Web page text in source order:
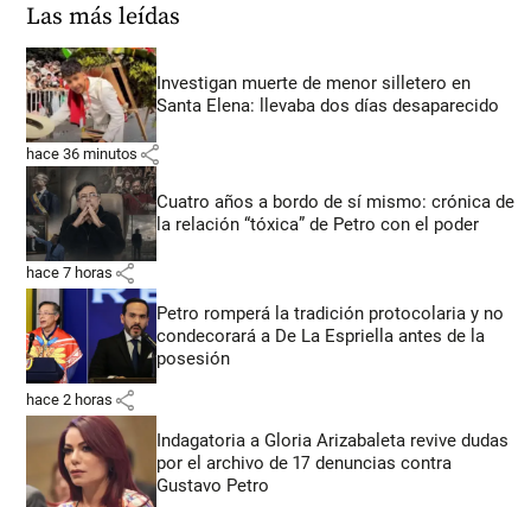
Las más leídas
Investigan muerte de menor silletero en
Santa Elena: llevaba dos días desaparecido
hace 36 minutos share
Cuatro años a bordo de sí mismo: crónica de
la relación “tóxica” de Petro con el poder
hace 7 horas share
Petro romperá la tradición protocolaria y no
condecorará a De La Espriella antes de la
posesión
hace 2 horas share
Indagatoria a Gloria Arizabaleta revive dudas
por el archivo de 17 denuncias contra
Gustavo Petro